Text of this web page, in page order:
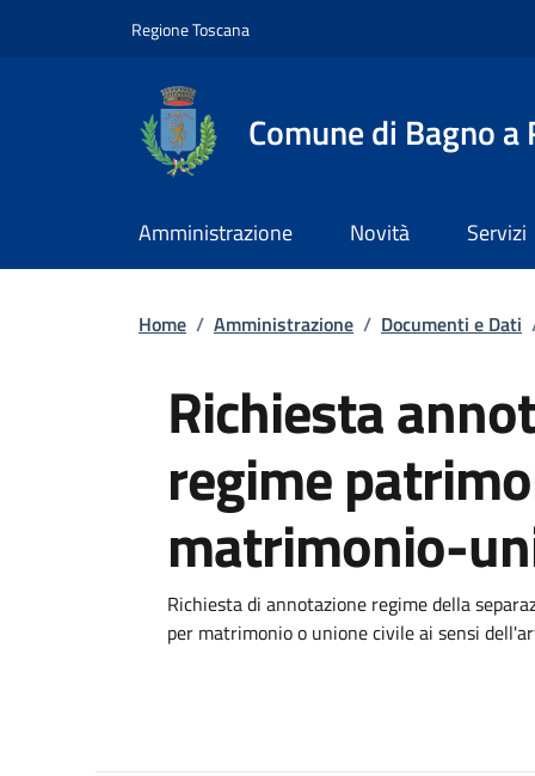
Regione ToscanaSlim top
Comune di Bagno a
Amministrazione Novità Servizi
Briciole di pane
Home / Amministrazione / Documenti e Dati
Richiesta
regime
matrimonio-
Dettagli
Richiesta di annotazione regime della
per matrimonio o unione civile ai sensi